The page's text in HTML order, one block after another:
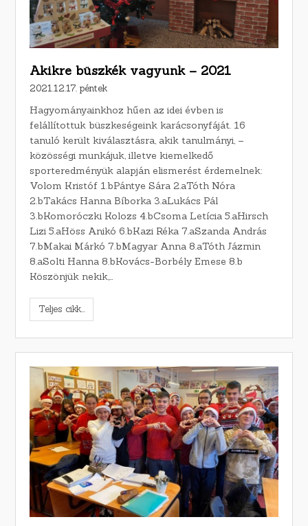
Akikre büszkék vagyunk – 2021
2021.12.17. péntek
Hagyományainkhoz hűen az idei évben is
felállítottuk büszkeségeink karácsonyfáját. 16
tanuló került kiválasztásra, akik tanulmányi, –
közösségi munkájuk, illetve kiemelkedő
sporteredményük alapján elismerést érdemelnek:
Volom Kristóf 1.bPántye Sára 2.aTóth Nóra
2.bTakács Hanna Bíborka 3.aLukács Pál
3.bKomoróczki Kolozs 4.bCsoma Letícia 5.aHirsch
Lizi 5.aHöss Anikó 6.bKazi Réka 7.aSzanda András
7.bMakai Márkó 7.bMagyar Anna 8.aTóth Jázmin
8.aSolti Hanna 8.bKovács-Borbély Emese 8.b
Köszönjük nekik,…
Teljes cikk...